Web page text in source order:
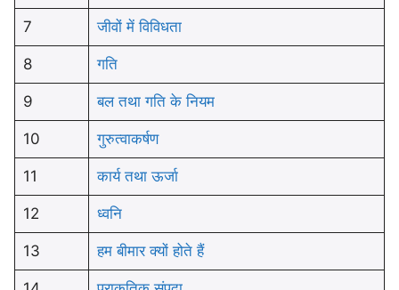
7 जीवों में विविधता
8 गति
9 बल तथा गति के नियम
10 गुरुत्वाकर्षण
11 कार्य तथा ऊर्जा
12 ध्वनि
13 हम बीमार क्यों होते हैं